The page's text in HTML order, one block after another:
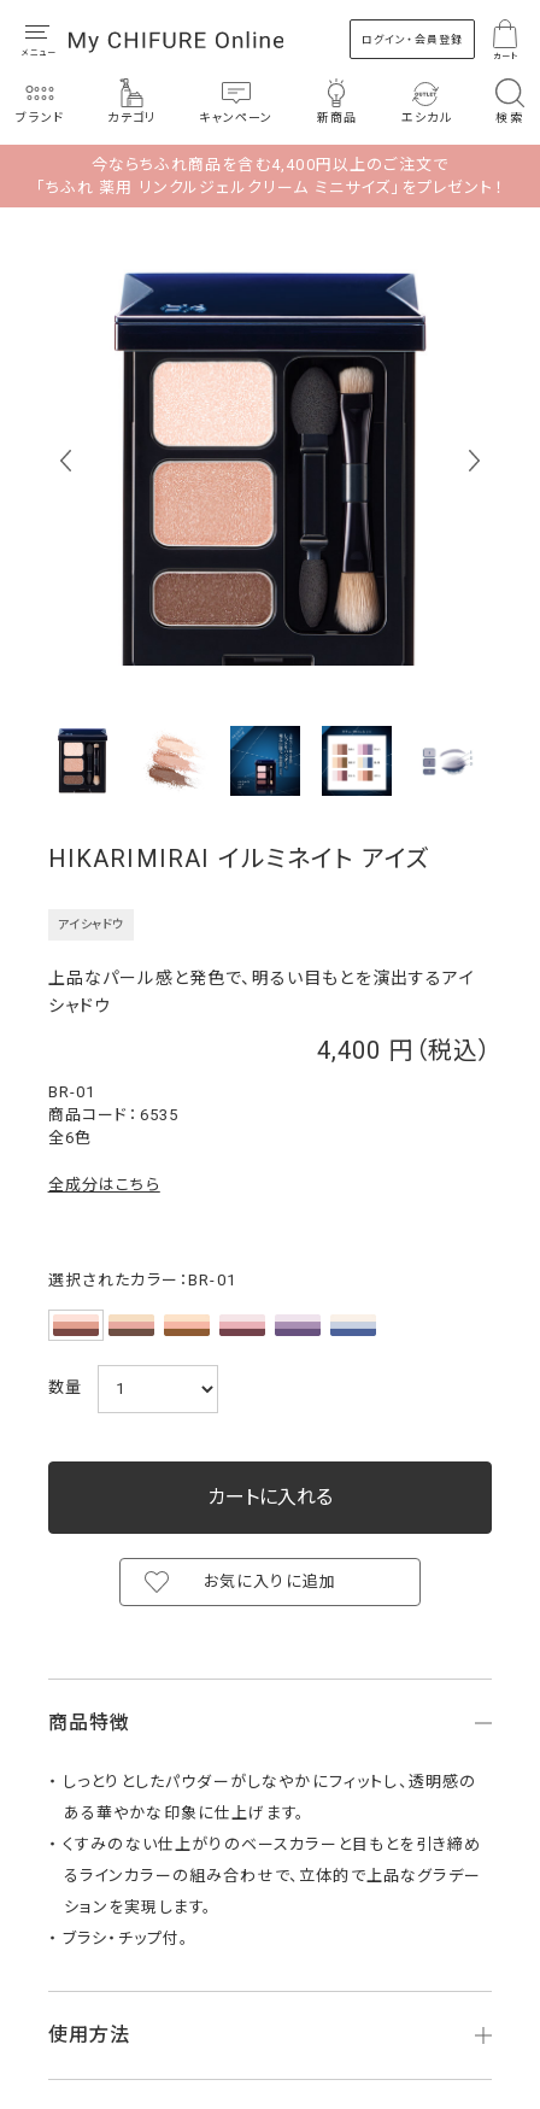
ログイン・会員登録
カート
ブランド カテゴリ キャンペーン 新商品 エシカル 検索
今ならちふれ商品を含む4,400円以上のご注文で
「ちふれ 薬用 リンクルジェルクリーム ミニサイズ」をプレゼント！
HIKARIMIRAI イルミネイト アイズ
アイシャドウ
4,400
6535
BR-01
上品なパール感と発色で、明るい目もとを演出するアイ
シャドウ
全6色
全成分はこちら
選択されたカラー：BR-01
数量
お気に入りに追加
商品特徴
しっとりとしたパウダーがしなやかにフィットし、透明感の
ある華やかな印象に仕上げます。
くすみのない仕上がりのベースカラーと目もとを引き締め
るラインカラーの組み合わせで、立体的で上品なグラデー
ションを実現します。
ブラシ・チップ付。
使用方法